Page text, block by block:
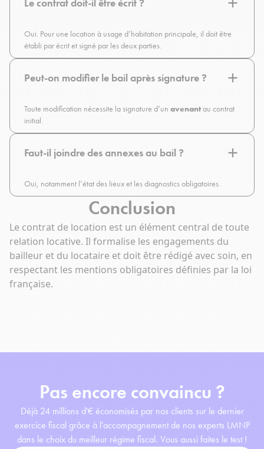
Oui. Pour une location à usage d’habitation principale, il doit être
établi par écrit et signé par les deux parties.
Peut-on modifier le bail après signature ?
Toute modification nécessite la signature d’un avenantau contrat
initial.
Faut-il joindre des annexes au bail ?
Oui, notamment l’état des lieux et les diagnostics obligatoires.
Conclusion
Le contrat de location est un élément central de toute
relation locative. Il formalise les engagements du
bailleur et du locataire et doit être rédigé avec soin, en
respectant les mentions obligatoires définies par la loi
française.
Pas encore convaincu ?
Déjà 24 millions d'€ économisés par nos clients sur le dernier
exercice fiscal grâce à l'accompagnement de nos experts LMNP
dans le choix du meilleur régime fiscal. Vous aussi faites le test !